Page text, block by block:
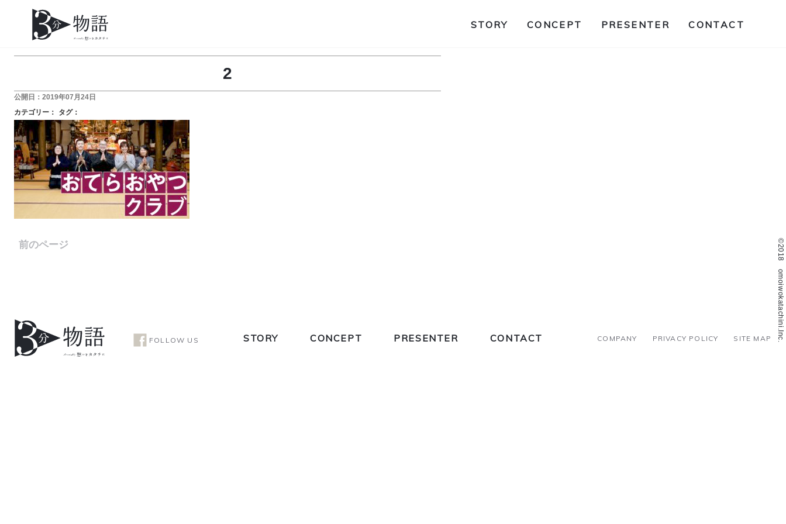
STORY CONCEPT PRESENTER CONTACT
2
公開日：2019年07月24日
カテゴリー：
タグ：
前のページ ©2018 omoiwokatachini.Inc.
FOLLOW US STORY CONCEPT PRESENTER CONTACT COMPANY PRIVACY POLICY SITE MAP